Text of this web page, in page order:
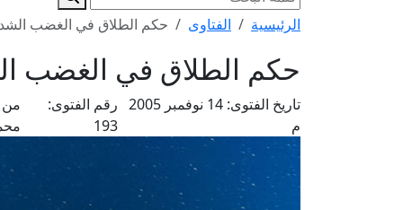
الرئيسية الفتاوى حكم الطلاق في الغضب
حكم الطلاق في الغضب
تاريخ الفتوى:
14 نوفمبر 2005
م
رقم الفتوى:
193
من